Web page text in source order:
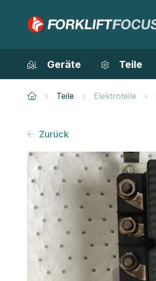
Geräte Teile
Teile Elektroteile
Zurück